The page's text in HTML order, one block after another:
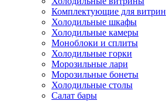
Комплектующие для витрин
Холодильные шкафы
Холодильные камеры
Моноблоки и сплиты
Холодильные горки
Морозильные лари
Морозильные бонеты
Холодильные столы
Салат бары